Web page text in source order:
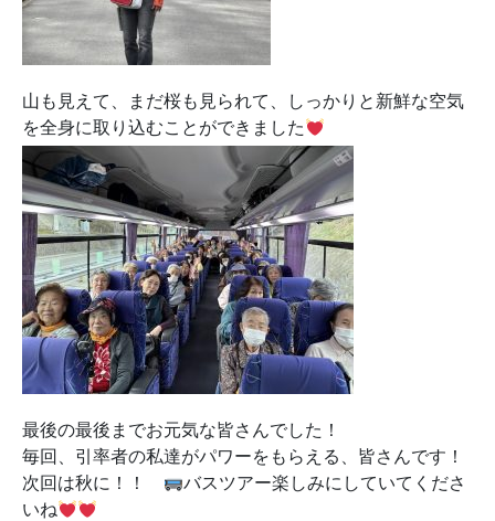
山も見えて、まだ桜も見られて、しっかりと新鮮な空気
を全身に取り込むことができました
最後の最後までお元気な皆さんでした！
毎回、引率者の私達がパワーをもらえる、皆さんです！
次回は秋に！！
バスツアー楽しみにしていてくださ
いね